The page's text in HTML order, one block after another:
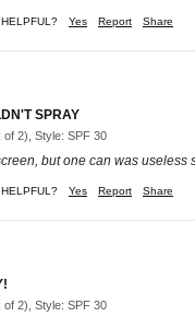
Yes Report Share
SPRAY
2), Style: SPF 30
but one can was
Yes Report Share
2), Style: SPF 30